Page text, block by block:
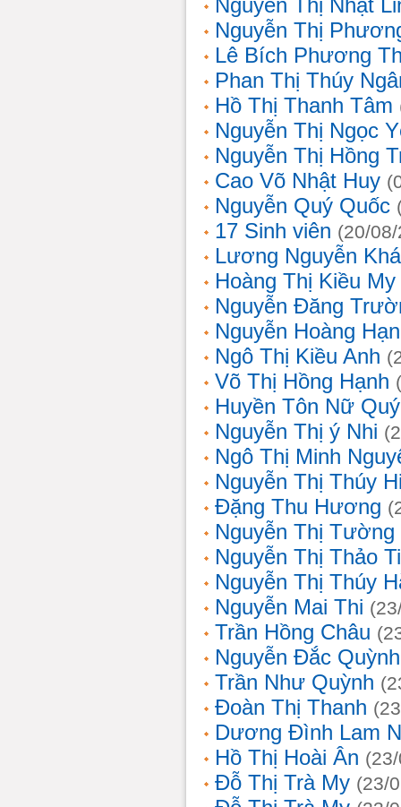
Nguyễn Thị Nhật
Nguyễn Thị
Lê Bích Phương
Phan Thị Thúy
Hồ Thị Thanh Tâm
Nguyễn Thị Ngọc
Nguyễn Thị Hồng
Cao Võ Nhật Huy
Nguyễn Quý Quốc
17 Sinh viên (20/
Lương Nguyễn
Hoàng Thị Kiều My
Nguyễn Đăng
Nguyễn Hoàng
Ngô Thị Kiều Anh
Võ Thị Hồng Hạnh
Huyền Tôn Nữ
Nguyễn Thị ý Nhi
Ngô Thị Minh
Nguyễn Thị Thúy
Đặng Thu Hương
Nguyễn Thị Tường
Nguyễn Thị Thảo
Nguyễn Thị Thúy
Nguyễn Mai Thi
Trần Hồng Châu
Nguyễn Đắc
Trần Như Quỳnh
Đoàn Thị Thanh
Dương Đình Lam
Hồ Thị Hoài Ân
Đỗ Thị Trà My (23/